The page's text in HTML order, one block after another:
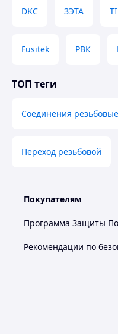
DKC ЗЭТА
Fusitek РВК
ТОП теги
Соединения резьбовые
Переход резьбовой
Покупателям
Программа Защиты
Рекомендации по